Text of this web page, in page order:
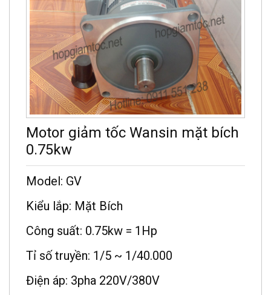
Motor giảm tốc Wansin mặt bích
0.75kw
Model: GV
Kiểu lắp: Mặt Bích
Công suất: 0.75kw = 1Hp
Tỉ số truyền: 1/5 ~ 1/40.000
Điện áp: 3pha 220V/380V